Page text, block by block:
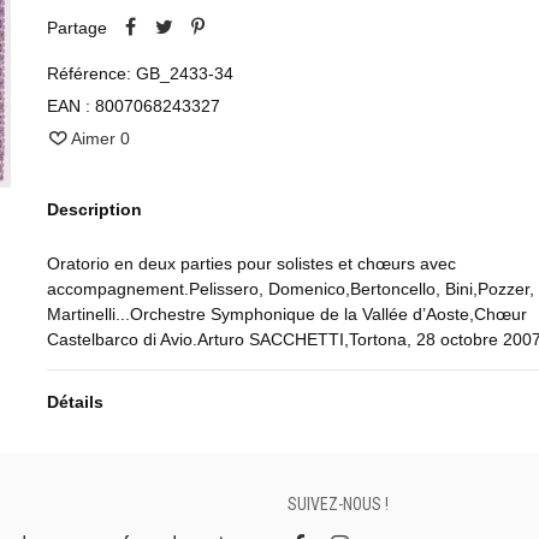
Partage
Référence: GB_2433-34
EAN : 8007068243327
Aimer 0
Description
Oratorio en deux parties pour solistes et chœurs avec
accompagnement.Pelissero, Domenico,Bertoncello, Bini,Pozzer,
Martinelli...Orchestre Symphonique de la Vallée d’Aoste,Chœur
Castelbarco di Avio.Arturo SACCHETTI,Tortona, 28 octobre
Détails
SUIVEZ-NOUS !